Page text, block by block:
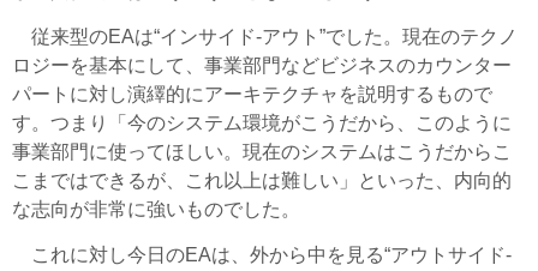
従来型のEAは“インサイド-アウト”でした。現在のテクノ
ロジーを基本にして、事業部門などビジネスのカウンター
パートに対し演繹的にアーキテクチャを説明するもので
す。つまり「今のシステム環境がこうだから、このように
事業部門に使ってほしい。現在のシステムはこうだからこ
こまではできるが、これ以上は難しい」といった、内向的
な志向が非常に強いものでした。
これに対し今日のEAは、外から中を見る“アウトサイド-